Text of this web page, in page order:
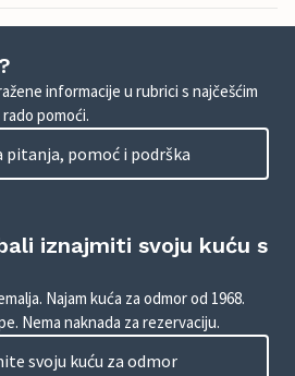
informacije u rubrici s najčešćim
pomoći.
pitanja, pomoć i podrška
iznajmiti svoju kuću s
Najam kuća za odmor od 1968.
Nema naknada za rezervaciju.
svoju kuću za odmor